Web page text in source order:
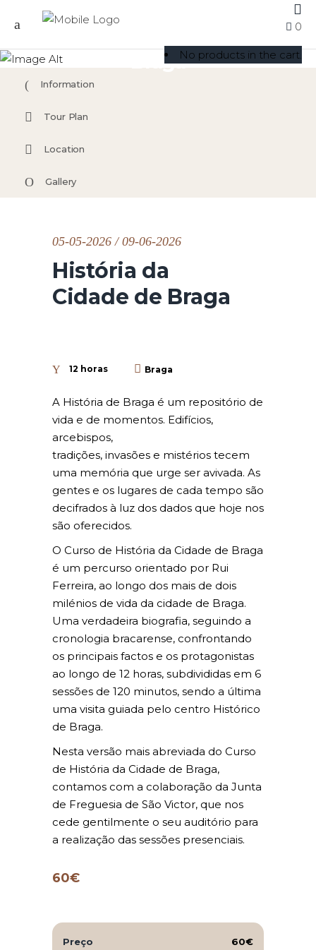
0
No products in the cart.
História da Cidade de
Braga
Information
Tour Plan
Location
Gallery
05-05-2026 / 09-06-2026
História da
Cidade de Braga
12 horas Braga
A História de Braga é um repositório de
vida e de momentos. Edifícios,
arcebispos,
tradições, invasões e mistérios tecem
uma memória que urge ser avivada. As
gentes e os lugares de cada tempo são
decifrados à luz dos dados que hoje nos
são oferecidos.
O Curso de História da Cidade de Braga
é um percurso orientado por Rui
Ferreira, ao longo dos mais de dois
milénios de vida da cidade de Braga.
Uma verdadeira biografia, seguindo a
cronologia bracarense, confrontando
os principais factos e os protagonistas
ao longo de 12 horas, subdivididas em 6
sessões de 120 minutos, sendo a última
uma visita guiada pelo centro Histórico
de Braga.
Nesta versão mais abreviada do Curso
de História da Cidade de Braga,
contamos com a colaboração da Junta
de Freguesia de São Victor, que nos
cede gentilmente o seu auditório para
a realização das sessões presenciais.
60€
Preço 60€